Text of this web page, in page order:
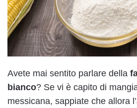
Avete mai sentito parlare della
bianco? Se vi è capito di
messicana, sappiate che allora